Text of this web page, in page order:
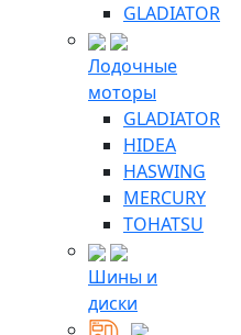
GLADIATOR
Лодочные
моторы
GLADIATOR
HIDEA
HASWING
MERCURY
TOHATSU
Шины и
диски